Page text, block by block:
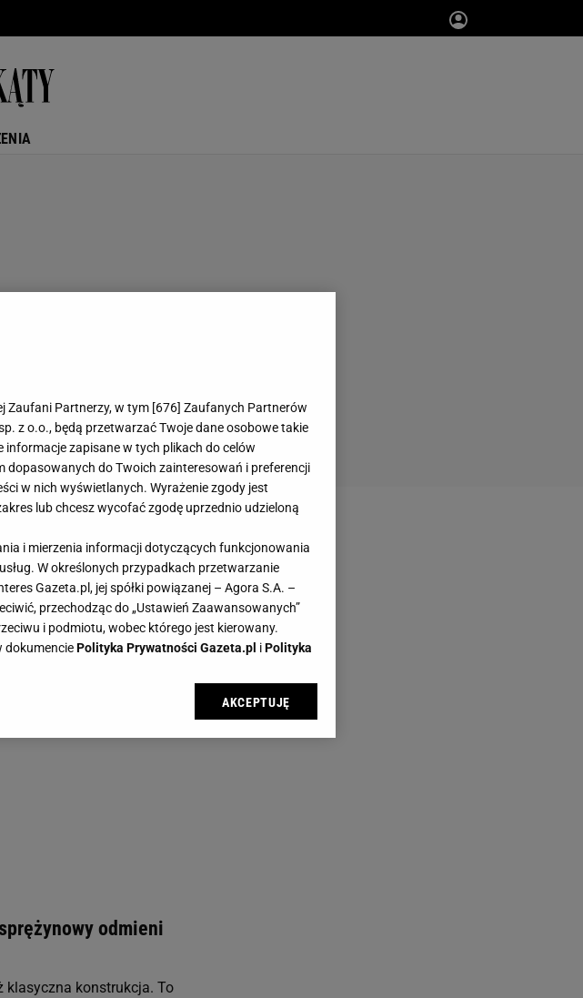
odmieni
klasyczna konstrukcja. To
Zaufani Partnerzy, w tym [676] Zaufanych Partnerów
z o.o., będą przetwarzać Twoje dane osobowe takie
informacje zapisane w tych plikach do celów
do Twoich zainteresowań i preferencji
w nich wyświetlanych. Wyrażenie zgody jest
lub chcesz wycofać zgodę uprzednio udzieloną
i mierzenia informacji dotyczących funkcjonowania
W określonych przypadkach przetwarzanie
Gazeta.pl, jej spółki powiązanej – Agora S.A. –
przechodząc do „Ustawień Zaawansowanych”
i podmiotu, wobec którego jest kierowany.
dokumenciePolityka Prywatności Gazeta.pl iPolityka
plików cookie Gazeta.pl sp. z o.o., jej
AKCEPTUJĘ